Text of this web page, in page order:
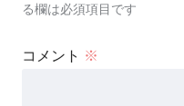
る欄は必須項目です
コメント ※